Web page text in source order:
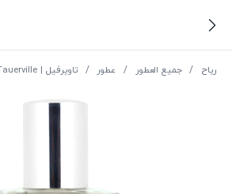
ریاح / جميع العطور / عطور / تاويرفيل | Tauerville